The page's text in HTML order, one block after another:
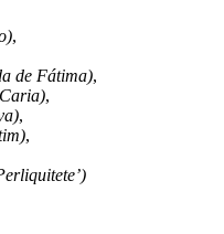
,
de Fátima),
,
,
,